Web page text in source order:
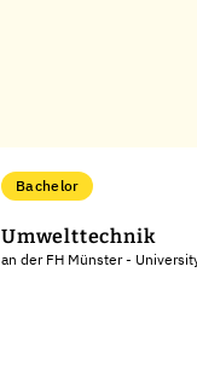
Bachelor
Umwelttechnik
an der FH Münster -